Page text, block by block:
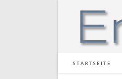
STARTSEITE